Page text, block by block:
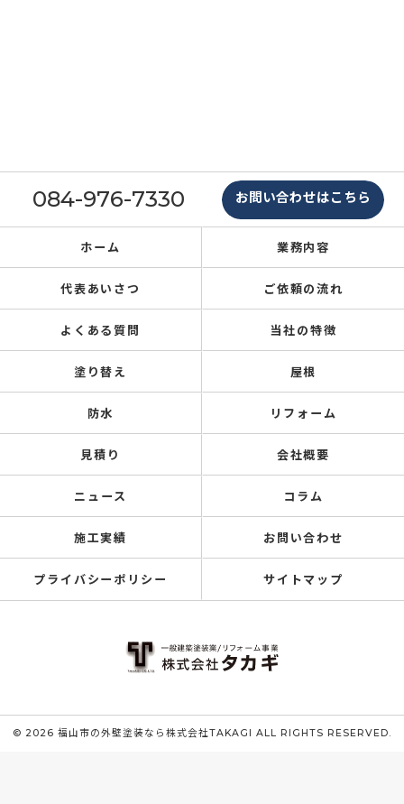
084-976-7330 お問い合わせはこちら
ホーム 業務内容
代表あいさつ ご依頼の流れ
よくある質問 当社の特徴
塗り替え 屋根
防水 リフォーム
見積り 会社概要
ニュース コラム
施工実績 お問い合わせ
プライバシーポリシー サイトマップ
© 2026 福山市の外壁塗装なら株式会社TAKAGI ALL RIGHTS RESERVED.